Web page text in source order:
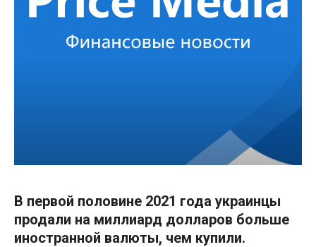
В первой половине 2021 года украинцы
продали на миллиард долларов больше
иностранной валюты, чем купили.